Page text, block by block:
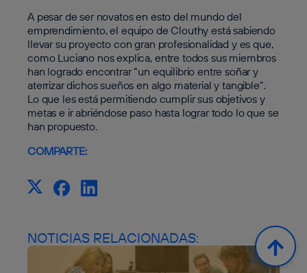
A pesar de ser novatos en esto del mundo del
emprendimiento, el equipo de Clouthy está sabiendo
llevar su proyecto con gran profesionalidad y es que,
como Luciano nos explica, entre todos sus miembros
han logrado encontrar “un equilibrio entre soñar y
aterrizar dichos sueños en algo material y tangible”.
Lo que les está permitiendo cumplir sus objetivos y
metas e ir abriéndose paso hasta lograr todo lo que se
han propuesto.
COMPARTE:
NOTICIAS RELACIONADAS: